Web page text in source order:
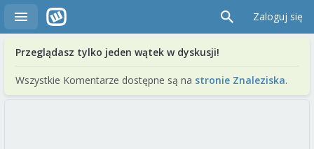
Zaloguj się
Przeglądasz tylko jeden wątek w dyskusji!
Wszystkie Komentarze dostępne są na stronie Znaleziska.